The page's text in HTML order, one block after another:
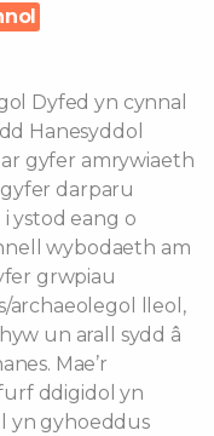
Dyfed yn cynnal
Hanesyddol
gyfer amrywiaeth
darparu
ystod eang o
wybodaeth am
grwpiau
archaeolegol lleol,
un arall sydd â
Mae’r
ddigidol yn
yn gyhoeddus